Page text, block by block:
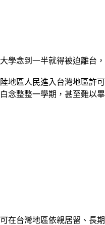
學念到一半就得被迫離台
地區人民進入台灣地區許
念整整一學期，甚至難以畢
在台灣地區依親居留、長